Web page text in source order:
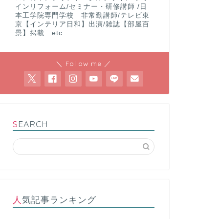
インリフォーム/セミナー・研修講師 /日
本工学院専門学校 非常勤講師/テレビ東
京【インテリア日和】出演/雑誌【部屋百
景】掲載 etc
＼ Follow me ／
SEARCH
人気記事ランキング